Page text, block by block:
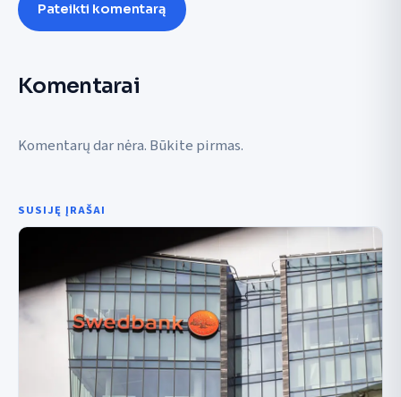
Pateikti komentarą
Komentarai
Komentarų dar nėra. Būkite pirmas.
SUSIJĘ ĮRAŠAI